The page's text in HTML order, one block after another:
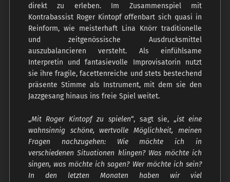
direkt zu erleben. Im Zusammenspiel mit
Kontrabassist Roger Kintopf offenbart sich quasi in
Reinform, wie meisterhaft Lina Knörr traditionelle
und zeitgenössische Ausdrucksmittel
auszubalancieren versteht. Als einfühlsame
Interpretin und fantasievolle Improvisatorin nutzt
sie ihre fragile, facettenreiche und stets bestechend
präsente Stimme als Instrument, mit dem sie den
Jazzgesang hinaus ins freie Spiel weitet.
„Mit Roger Kintopf zu spielen“, sagt sie, „ist eine
wahnsinnig schöne, wertvolle Möglichkeit, meinen
Fragen nachzugehen: Wie möchte ich in
verschiedenen Situationen klingen? Was möchte ich
singen, was möchte ich sagen? Wer möchte ich sein?
In den letzten Monaten haben wir viel